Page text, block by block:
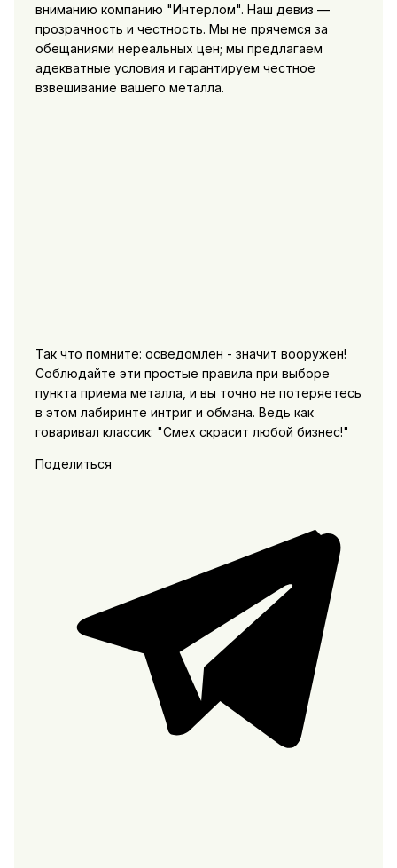
вниманию компанию "Интерлом". Наш девиз —
прозрачность и честность. Мы не прячемся за
обещаниями нереальных цен; мы предлагаем
адекватные условия и гарантируем честное
взвешивание вашего металла.
Так что помните: осведомлен - значит вооружен!
Соблюдайте эти простые правила при выборе
пункта приема металла, и вы точно не потеряетесь
в этом лабиринте интриг и обмана. Ведь как
говаривал классик: "Смех скрасит любой бизнес!"
Поделиться